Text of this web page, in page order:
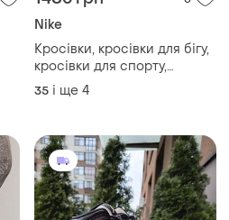
Nike
Кросівки, кросівки для бігу,
кросівки для спорту,
кросівки для фітнесу
35 і ще 4